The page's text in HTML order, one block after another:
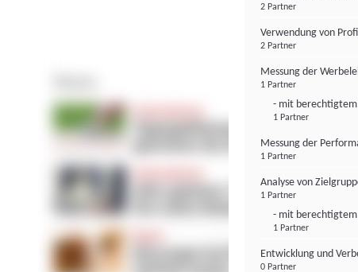
2 Partner
Verwendung von
2 Partner
Messung der
1 Partner
- mit
1 Partner
Messung der
1 Partner
Analyse von
1 Partner
- mit
1 Partner
Entwicklung und
0 Partner